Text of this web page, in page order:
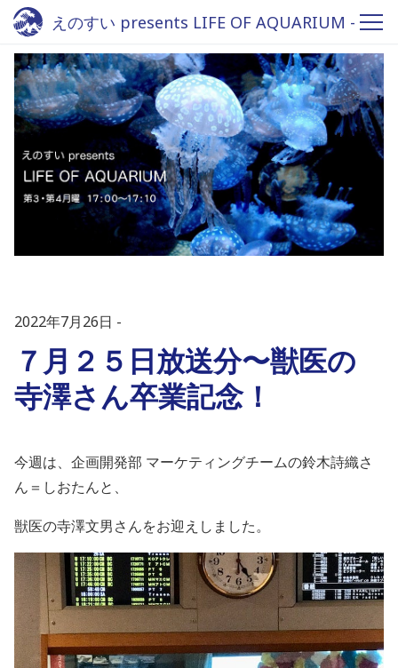
えのすい presents LIFE OF AQUARIUM -
Fm yokohama 84.7
2022年7月26日
７月２５日放送分〜獣医の
寺澤さん卒業記念！
今週は、企画開発部 マーケティングチームの鈴木詩織さ
ん＝しおたんと、
獣医の寺澤文男さんをお迎えしました。